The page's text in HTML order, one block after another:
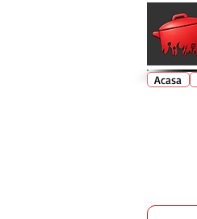
Acasa